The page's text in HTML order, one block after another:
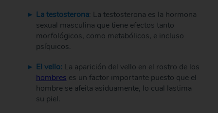
La testosterona: La testosterona es la hormona
sexual masculina que tiene efectos tanto
morfológicos, como metabólicos, e incluso
psíquicos.
El vello: La aparición del vello en el rostro de los
hombres es un factor importante puesto que el
hombre se afeita asiduamente, lo cual lastima
su piel.